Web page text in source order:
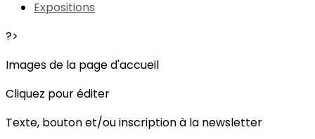
Expositions
?>
Images de la page d'accueil
Cliquez pour éditer
Texte, bouton et/ou inscription à la newsletter